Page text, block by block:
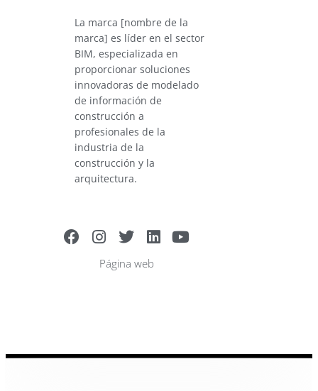
Página web
La marca [nombre de la
marca] es líder en el sector
BIM, especializada en
proporcionar soluciones
innovadoras de modelado
de información de
construcción a
profesionales de la
industria de la
construcción y la
arquitectura.